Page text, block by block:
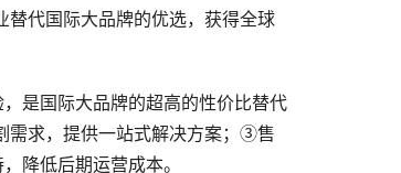
替代国际大品牌的优选，获得全球
是国际大品牌的超高的性价比替代
需求，提供一站式解决方案；③售
降低后期运营成本。